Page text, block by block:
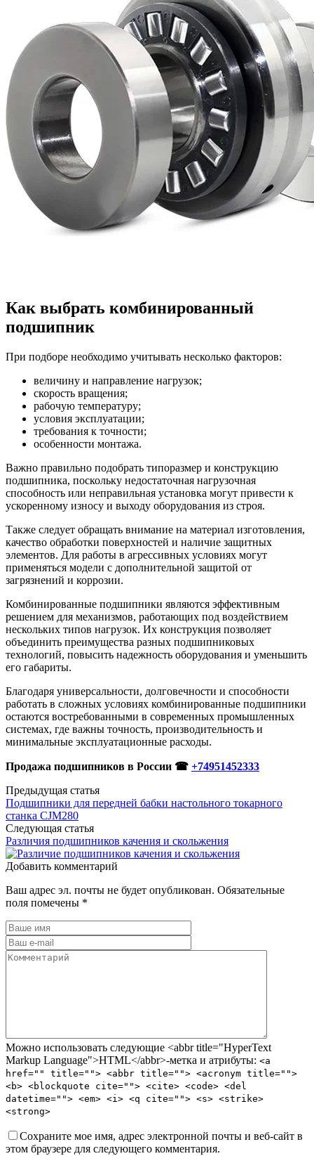
Как выбрать комбинированный
подшипник
При подборе необходимо учитывать несколько факторов:
величину и направление нагрузок;
скорость вращения;
рабочую температуру;
условия эксплуатации;
требования к точности;
особенности монтажа.
Важно правильно подобрать типоразмер и конструкцию
подшипника, поскольку недостаточная нагрузочная
способность или неправильная установка могут привести к
ускоренному износу и выходу оборудования из строя.
Также следует обращать внимание на материал изготовления,
качество обработки поверхностей и наличие защитных
элементов. Для работы в агрессивных условиях могут
применяться модели с дополнительной защитой от
загрязнений и коррозии.
Комбинированные подшипники являются эффективным
решением для механизмов, работающих под воздействием
нескольких типов нагрузок. Их конструкция позволяет
объединить преимущества разных подшипниковых
технологий, повысить надежность оборудования и уменьшить
его габариты.
Благодаря универсальности, долговечности и способности
работать в сложных условиях комбинированные подшипники
остаются востребованными в современных промышленных
системах, где важны точность, производительность и
минимальные эксплуатационные расходы.
Продажа подшипников в России ☎ +74951452333
Предыдущая статья
Подшипники для передней бабки настольного токарного
станка CJM280
Следующая статья
Различия подшипников качения и скольжения
Добавить комментарий
Ваш адрес эл. почты не будет опубликован. Обязательные
поля помечены *
Можно использовать следующие <abbr title="HyperText
Markup Language">HTML</abbr>-метка и атрибуты: <a
href="" title=""> <abbr title=""> <acronym title="">
<b> <blockquote cite=""> <cite> <code> <del
datetime=""> <em> <i> <q cite=""> <s> <strike>
<strong>
Сохраните мое имя, адрес электронной почты и веб-сайт в
этом браузере для следующего комментария.